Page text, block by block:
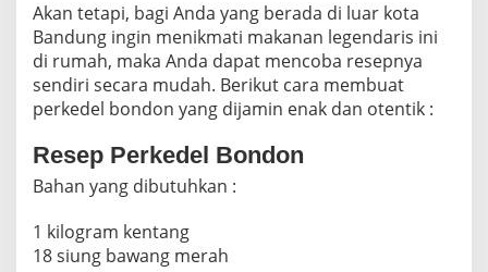
Akan tetapi, bagi Anda yang berada di luar kota
Bandung ingin menikmati makanan legendaris ini
di rumah, maka Anda dapat mencoba resepnya
sendiri secara mudah. Berikut cara membuat
perkedel bondon yang dijamin enak dan otentik :
Resep Perkedel Bondon
Bahan yang dibutuhkan :
1 kilogram kentang
18 siung bawang merah